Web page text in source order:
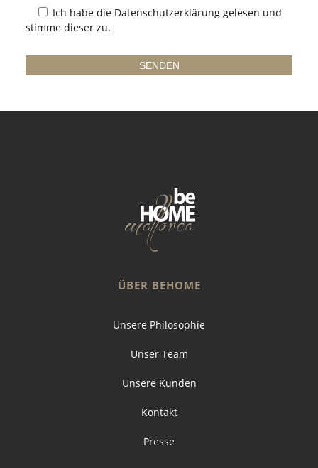
Ich habe die Datenschutzerklärung gelesen und
stimme dieser zu.
ÜBER BEHOME
Unsere Philosophie
Unser Team
Unsere Kunden
Kontakt
Presse